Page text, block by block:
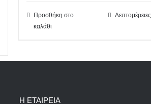
Προσθήκη στο
καλάθι
Λεπτομέρειες
Η ΕΤΑΙΡΕΙΑ